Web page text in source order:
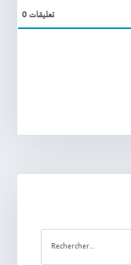
0تعليقات